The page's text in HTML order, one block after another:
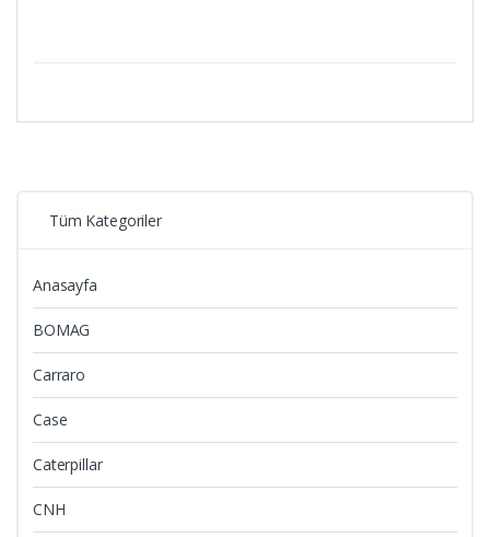
Tüm Kategoriler
Anasayfa
BOMAG
Carraro
Case
Caterpillar
CNH